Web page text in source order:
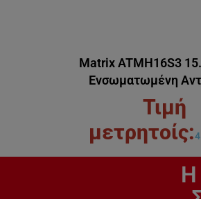
Μatrix ATMH16S3
Ενσωματωμένη